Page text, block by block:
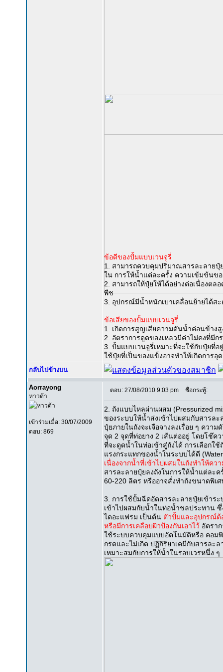
ข้อดีของปั้มแบบเวนจูรี่
1. สามารถควบคุมปริมาณสารละลายปุ๋
ใน การให้น้ำแต่ละครั้ง ความเข้มข้นข
2. สามารถให้ปุ๋ยให้ได้อย่างต่อเนื่องต
พืช
3. อุปกรณ์มีน้ำหนักเบาเคลื่อนย้ายได้ส
ข้อเสียของปั้มแบบเวนจูรี่
1. เกิดการสูญเสียความดันน้ำค่อนข้างสู
2. อัตราการดูดของเหลวมีค่าไม่คงที่มี
3. ปั้มแบบเวนจูรี่เหมาะที่จะใช้กับปุ๋ยที่
ใช้ปุ๋ยที่เป็นของแข็งอาจทำให้เกิดการอุ
กลับไปข้างบน
Aorrayong
หาวด้า
เข้าร่วมเมื่อ: 30/07/2009
ตอบ: 869
ตอบ: 27/08/2010 9:03 pm ชื่อกระทู้:
2. ถังแบบไหลผ่านผสม (Pressurized
ของระบบให้น้ำส่งเข้าไปผสมกับสารล
ปุ๋ยภายในถังจะเจือจางลงเรื่อย ๆ ควา
จุด 2 จุดที่ท่อยาง 2 เส้นต่ออยู่ โดยโช๊ค
ที่จะดูดน้ำในท่อเข้าสู่ถังได้ การเลือกใ
แรงกระแทกของน้ำในระบบได้ดี
เนื่องจากน้ำที่เข้าไปผสมในถังทำให้ค
สารละลายปุ๋ยลงถังในการให้น้ำแต่ละ
60-220 ลิตร หรืออาจสั่งทำถังขนาดพิ
3. การใช้ปั้มฉีดอัดสารละลายปุ๋ยเข้าร
เข้าไปผสมกับน้ำในท่อน้ำชลประทาน
ไดอะแฟรม เป็นต้น ตัวปั้มและอุปกรณ์ต้
หรือมีการเคลือบผิวป้องกันเอาไว้ อัตรา
ใช้ระบบควบคุมแบบอัตโนมัติหรือ คอม
กรดและไม่เกิด ปฏิกิริยาเคมีกับสารละ
เหมาะสมกับการให้น้ำในรอบเวรหนึ่ง ๆ